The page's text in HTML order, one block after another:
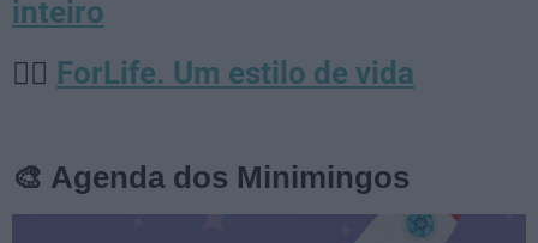
inteiro
🏋️‍♀️ ForLife. Um estilo de vida
🎨 Agenda dos Minimingos